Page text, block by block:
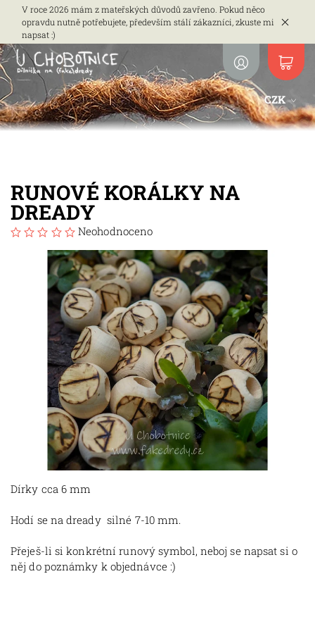
V roce 2026 mám z mateřských důvodů zavřeno. Pokud něco
opravdu nutně potřebujete, především stálí zákazníci, zkuste mi
napsat :)
CZK
RUNOVÉ KORÁLKY NA
DREADY
Neohodnoceno
Dírky cca 6 mm
Hodí se na dready silné 7-10 mm.
Přeješ-li si konkrétní runový symbol, neboj se napsat si o
něj do poznámky k objednávce :)